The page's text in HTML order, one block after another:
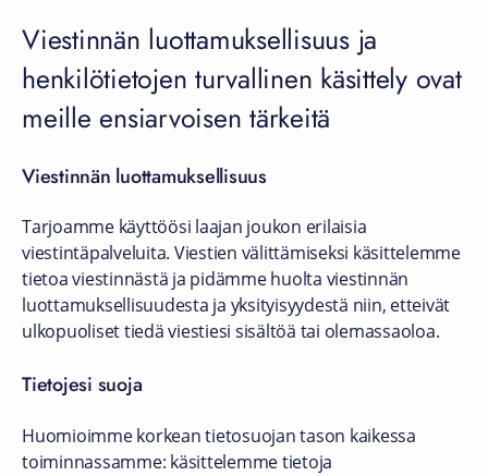
Viestinnän luottamuksellisuus ja
henkilötietojen turvallinen käsittely ovat
meille ensiarvoisen tärkeitä
Viestinnän luottamuksellisuus
Tarjoamme käyttöösi laajan joukon erilaisia
viestintäpalveluita. Viestien välittämiseksi käsittelemme
tietoa viestinnästä ja pidämme huolta viestinnän
luottamuksellisuudesta ja yksityisyydestä niin, etteivät
ulkopuoliset tiedä viestiesi sisältöä tai olemassaoloa.
Tietojesi suoja
Huomioimme korkean tietosuojan tason kaikessa
toiminnassamme: käsittelemme tietoja